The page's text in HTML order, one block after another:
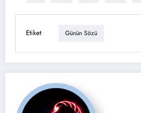
Etiket Günün Sözü